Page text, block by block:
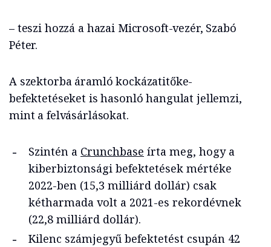
– teszi hozzá a hazai Microsoft-vezér, Szabó
Péter.
A szektorba áramló kockázatitőke-
befektetéseket is hasonló hangulat jellemzi,
mint a felvásárlásokat.
Szintén a Crunchbase írta meg, hogy a
kiberbiztonsági befektetések mértéke
2022-ben (15,3 milliárd dollár) csak
kétharmada volt a 2021-es rekordévnek
(22,8 milliárd dollár).
Kilenc számjegyű befektetést csupán 42